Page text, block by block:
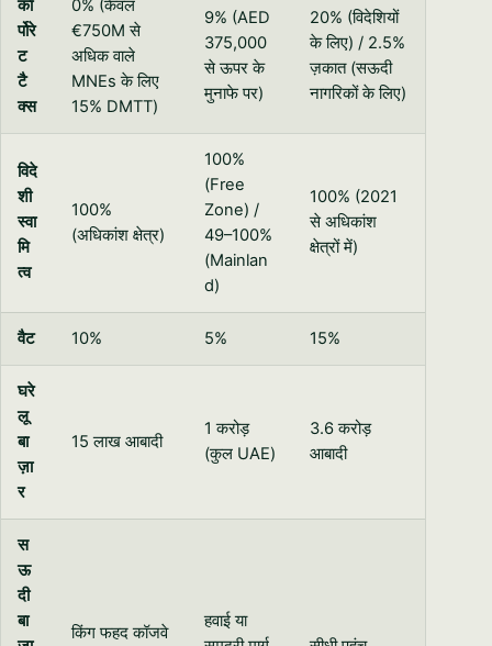
कॉ
र्पोरे
ट
टै
क्स
0% (केवल
€750M से
अधिक वाले
MNEs के लिए
15% DMTT)
9% (AED
375,000
से ऊपर के
मुनाफे पर)
20% (विदेशियों
के लिए) / 2.5%
ज़कात (सऊदी
नागरिकों के लिए)
विदे
शी
स्वा
मि
त्व
100%
(अधिकांश क्षेत्र)
100%
(Free
Zone) /
49–100%
(Mainlan
d)
100% (2021
से अधिकांश
क्षेत्रों में)
वैट 10% 5% 15%
घरे
लू
बा
ज़ा
र
15 लाख आबादी
1 करोड़
(कुल UAE)
3.6 करोड़
आबादी
स
ऊ
दी
बा
किंग फहद कॉजवे
हवाई या